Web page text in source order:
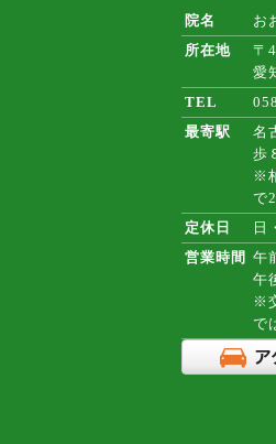
院名
お
所在地
〒
愛
TEL
最寄駅
名
歩
※
で
定休日
日
営業時間 午
午
※
で